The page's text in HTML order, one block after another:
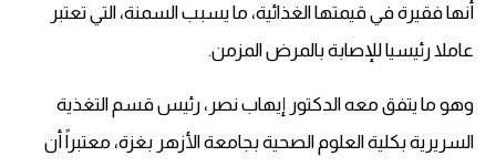
أنها فقيرة في قيمتها الغذائية، ما يسبب السمنة، التي تعتبر
عاملا رئيسيا للإصابة بالمرض المزمن.
وهو ما يتفق معه الدكتور إيهاب نصر، رئيس قسم التغذية
السريرية بكلية العلوم الصحية بجامعة الأزهر بغزة، معتبراً أن